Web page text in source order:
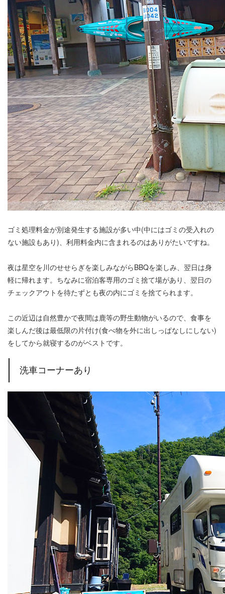
ゴミ処理料金が別途発生する施設が多い中(中にはゴミの受入れの
ない施設もあり)、利用料金内に含まれるのはありがたいですね。
夜は星空を川のせせらぎを楽しみながらBBQを楽しみ、翌日は身
軽に帰れます。ちなみに宿泊客専用のゴミ捨て場があり、翌日の
チェックアウトを待たずとも夜の内にゴミを捨てられます。
この近辺は自然豊かで夜間は鹿等の野生動物がいるので、食事を
楽しんだ後は最低限の片付け(食べ物を外に出しっぱなしにしない)
をしてから就寝するのがベストです。
洗車コーナーあり